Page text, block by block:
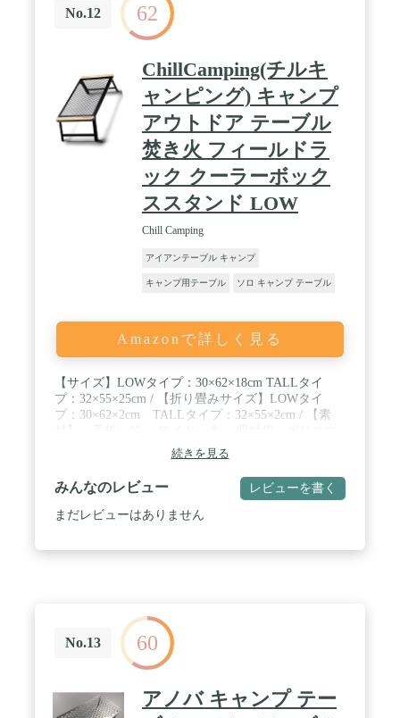
No.12 62
ChillCamping(チルキ
ャンピング) キャンプ
アウトドア テーブル
焚き火 フィールドラ
ック クーラーボック
ススタンド LOW
Chill Camping
アイアンテーブル キャンプ
キャンプ用テーブル ソロ キャンプ テーブル
Amazonで詳しく見る
【サイズ】LOWタイプ：30×62×18cm TALLタイ
プ：32×55×25cm / 【折り畳みサイズ】LOWタイ
プ：30×62×2cm TALLタイプ：32×55×2cm / 【素
テル / 【1台6役 使い方はあなた次第】 ・ローテー
ブルとして ・焚き火テーブルとして ・クーラーボ
ックススタンドとして ・ダッチオーブンやケトル置
きとして ・大型ゴトクとして ・クッカーの水切り
として / 【キャンプサイトを彩るアイアン×ウッド
でラックとしても】対荷重３０kgの安心設計で、ク
ーラーボックス スタンドとしても、またその他キャ
ンプ用品をまとめるラックとしても活躍します。 /
【備考】本製品はキャンプ、アウトドアシーンで使
用を想定した商品です。防錆処理を行い、キャンプ
用テーブルとしての使用に耐えうる設計ですが、撤
続きを見る
みんなのレビュー レビューを書く
まだレビューはありません
No.13 60
アノバ キャンプ テー